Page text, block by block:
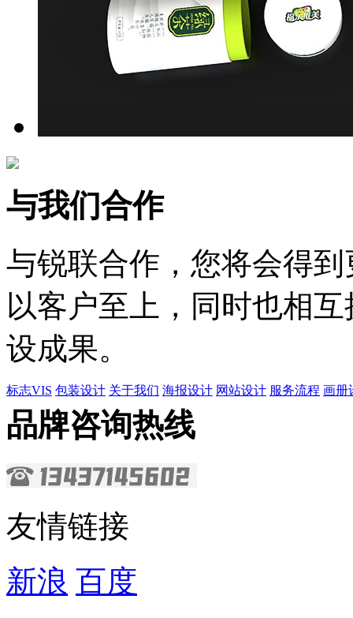
与我们合作
与锐联合作，您将会得
以客户至上，同时也相
设成果。
标志VIS 包装设计 关于我们 海报设计 网站设计 服务流程 画册
品牌咨询热线
友情链接
新浪 百度